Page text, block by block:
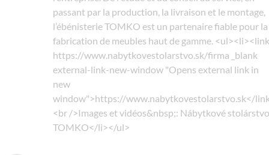
passant par la production, la livraison et le montage,
l’ébénisterie TOMKO est un partenaire fiable pour la
fabrication de meubles haut de gamme. <ul><li><link
https://www.nabytkovestolarstvo.sk/firma _blank
external-link-new-window "Opens external link in
new
window">https://www.nabytkovestolarstvo.sk</
<br />Images et vidéos&nbsp;: Nábytkové stolárstvo
TOMKO</li></ul>